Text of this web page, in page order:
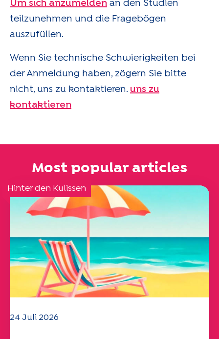
Um sich anzumelden an den Studien
teilzunehmen und die Fragebögen
auszufüllen.
Wenn Sie technische Schwierigkeiten bei
der Anmeldung haben, zögern Sie bitte
nicht, uns zu kontaktieren. uns zu
kontaktieren
Most popular articles
Hinter den Kulissen
24 Juli 2026